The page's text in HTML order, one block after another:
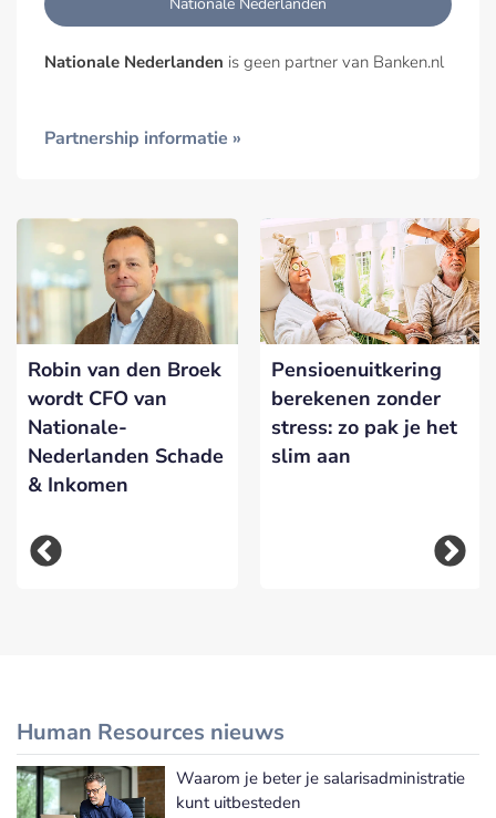
Nationale Nederlanden is geen partner van Banken.nl
Partnership informatie »
Robin van den Broek
wordt CFO van
Nationale-
Nederlanden Schade
& Inkomen
Pensioenuitkering
berekenen zonder
stress: zo pak je het
slim aan
Human Resources nieuws
Meer Human Resources nieuws
Waarom je beter je salarisadministratie
kunt uitbesteden